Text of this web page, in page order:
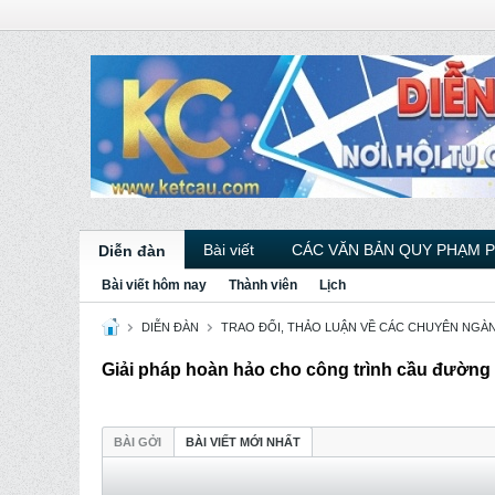
Diễn đàn Bài viết CÁC VĂN BẢN QUY PHẠM
Bài viết hôm nay Thành viên Lịch
DIỄN ĐÀN TRAO ĐỔI, THẢO LUẬN VỀ CÁC CHUYÊN
Giải pháp hoàn hảo cho công trình cầu đường
BÀI GỞI BÀI VIẾT MỚI NHẤT